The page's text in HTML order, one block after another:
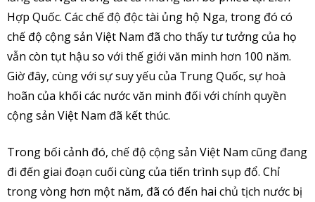
Hợp Quốc. Các chế độ độc tài ủng hộ Nga, trong đó có
chế độ cộng sản Việt Nam đã cho thấy tư tưởng của họ
vẫn còn tụt hậu so với thế giới văn minh hơn 100 năm.
Giờ đây, cùng với sự suy yếu của Trung Quốc, sự hoà
hoãn của khối các nước văn minh đối với chính quyền
cộng sản Việt Nam đã kết thúc.
Trong bối cảnh đó, chế độ cộng sản Việt Nam cũng đang
đi đến giai đoạn cuối cùng của tiến trình sụp đổ. Chỉ
trong vòng hơn một năm, đã có đến hai chủ tịch nước bị